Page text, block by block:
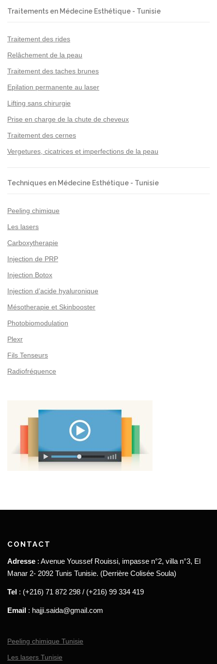
Traitements en Médecine Esthétique - Tunisie
Traitement des rides
Relâchement de la peau
Traitement des taches brunes
Epilation permanente au laser
Lifting sans chirurgie
Prise en charge de la chute de cheveux
Traitement des cernes
Vergetures, cicatrices et imperfections de la peau
Techniques en Médecine Esthétique - Tunisie
Peeling chimique
Les lasers
Carboxytherapie
Injection de PRP
Injection Botox
Injection d’acide hyaluronique
Mésotherapie et Skinbooster
Photobiomodulation
Plexr
Fils Tenseurs
Radiofréquence
CONTACT
Adresse : Avenue Youssef Rouissi, impasse n°2, villa n°3, El
Manar 2- 2092 Tunis Tunisie. (Derrière Colisée Soula)
Tel : (+216) 71 872 298 / (+216) 99 334 419
Email : hajji.saida@gmail.com
Peeling chimique Tunisie
Les lasers Tunisie